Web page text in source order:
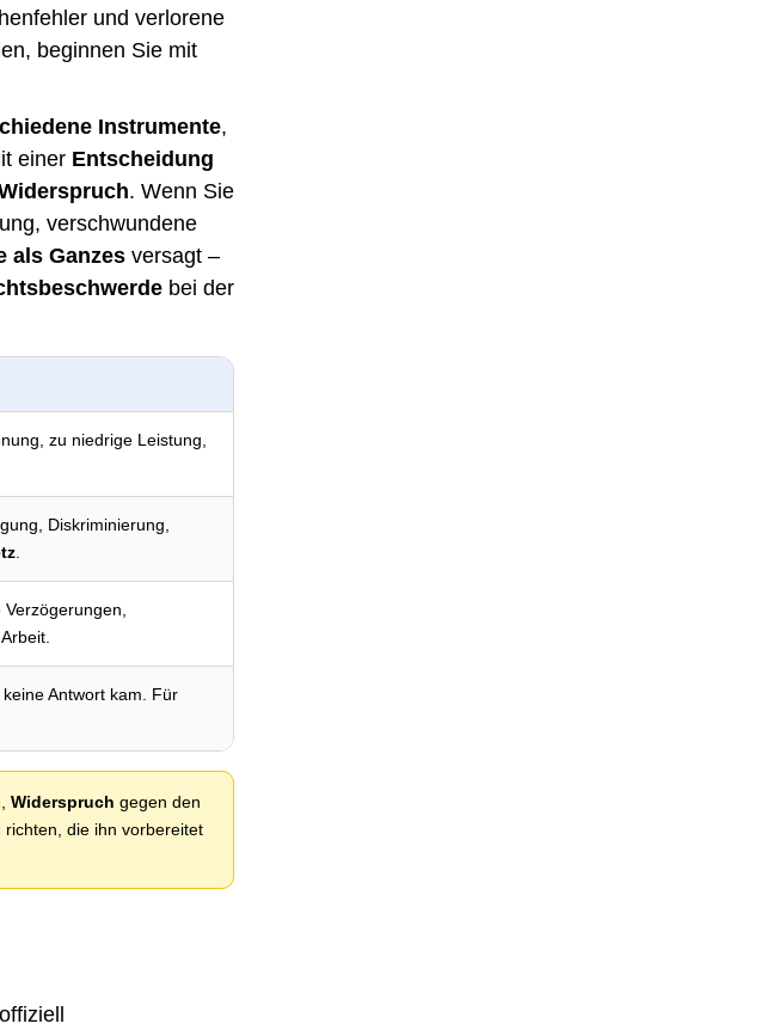
und verlorene
beginnen Sie mit
Instrumente,
einer Entscheidung
. Wenn Sie
verschwundene
als Ganzes versagt –
bei der
zu niedrige Leistung,
Diskriminierung,
.
Antwort kam. Für
Widerspruch gegen den
die ihn vorbereitet